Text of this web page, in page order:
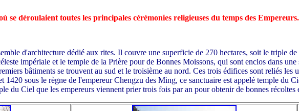
se déroulaient toutes les principales cérémonies religieuses du temps des
d'architecture dédié aux rites. Il couvre une superficie de 270 hectares, soit le triple
impériale et le temple de la Prière pour de Bonnes Moissons, qui sont enclos dans
bâtiments se trouvent au sud et le troisième au nord. Ces trois édifices sont reliés les
1420 sous le règne de l'empereur Chengzu des Ming, ce sanctuaire est appelé temple du
du Ciel que les empereurs viennent prier trois fois par an pour obtenir de bonnes